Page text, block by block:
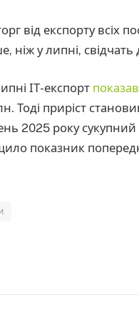
від експорту всіх
ніж у липні, свідчать
ІТ-експорт показав
Тоді приріст
2025 року
показник